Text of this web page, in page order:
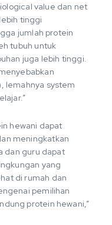
value dan net
tinggi
jumlah protein
tubuh untuk
juga lebih tinggi.
lemahnya system
hewani dapat
meningkatkan
dan guru dapat
yang
di rumah dan
pemilihan
protein hewani,”